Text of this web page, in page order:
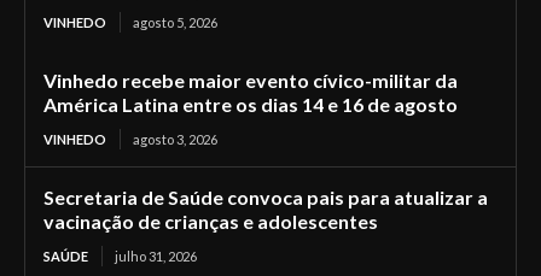
VINHEDO agosto 5, 2026
Vinhedo recebe maior evento cívico-militar da
América Latina entre os dias 14 e 16 de agosto
VINHEDO agosto 3, 2026
Secretaria de Saúde convoca pais para atualizar a
vacinação de crianças e adolescentes
SAÚDE julho 31, 2026